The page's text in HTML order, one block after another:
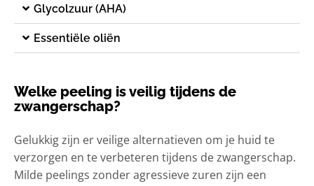
Glycolzuur (AHA)
Essentiële oliën
Welke peeling is veilig tijdens de
zwangerschap?
Gelukkig zijn er veilige alternatieven om je huid te
verzorgen en te verbeteren tijdens de zwangerschap.
Milde peelings zonder agressieve zuren zijn een